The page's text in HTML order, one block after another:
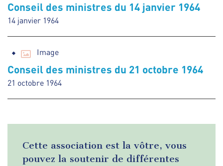
Conseil des ministres du 14 janvier 1964
14 janvier 1964
Image
Conseil des ministres du 21 octobre 1964
21 octobre 1964
Cette association est la vôtre, vous
pouvez la soutenir de différentes